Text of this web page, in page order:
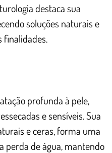
destaca sua
soluções naturais e
finalidades.
profunda à pele,
e sensíveis. Sua
e ceras, forma uma
perda de água, mantendo